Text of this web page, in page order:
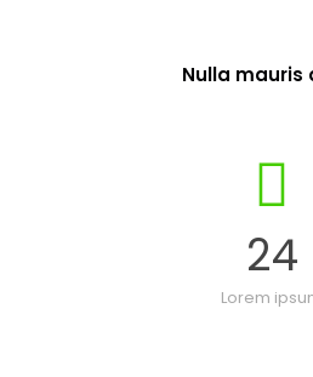
Nulla mauris
24
Lorem